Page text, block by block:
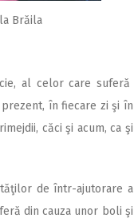
Brăila
al celor care suferă
în fiecare zi şi în
căci şi acum, ca şi
de într-ajutorare a
din cauza unor boli şi